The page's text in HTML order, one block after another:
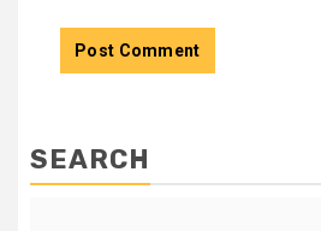
SEARCH